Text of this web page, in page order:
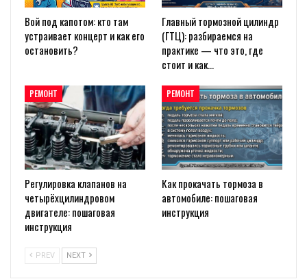
Вой под капотом: кто там
устраивает концерт и как его
остановить?
Главный тормозной цилиндр
(ГТЦ): разбираемся на
практике — что это, где
стоит и как…
РЕМОНТ
Регулировка клапанов на
четырёхцилиндровом
двигателе: пошаговая
инструкция
РЕМОНТ
Как прокачать тормоза в
автомобиле: пошаговая
инструкция
PREV NEXT